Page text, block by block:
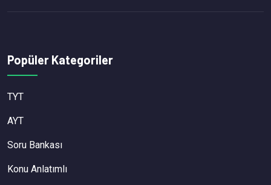
Popüler Kategoriler
TYT
AYT
Soru Bankası
Konu Anlatımlı